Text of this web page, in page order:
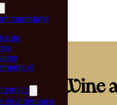
candidater
et
en alternance
M2